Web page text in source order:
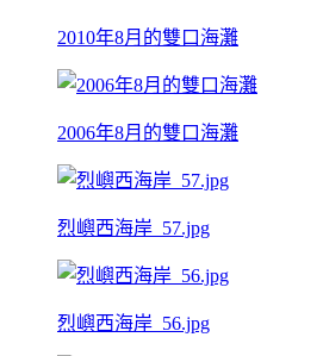
2010年8月的雙口海灘
2006年8月的雙口海灘
烈嶼西海岸_57.jpg
烈嶼西海岸_56.jpg